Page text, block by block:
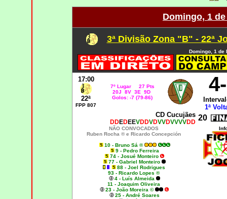
Domingo, 1
3ª Divisão Zona "B" - 22ª
Domingo, 1 de
17:00
22ª
FPP 807
7º Lugar 27 Pts
20J 8V 3E 9D
Golos: -7 (79-86)
1ª
CD Cucujães
DDEDEEVDDVDVVDVVVVDD 20
NÃO CONVOCADOS
Ruben Rocha ® e Ricardo Concepción
10 - Bruno Sá ®
9 - Pedro Ferreira
74 - Josué Monteiro
77 - Gabriel Monteiro
88 - Joel Rodrigues
93 - Ricardo Lopes ®
4 - Luís Almeida
11 - Joaquim Oliveira
23 - João Moreira ©
25 - André Soares